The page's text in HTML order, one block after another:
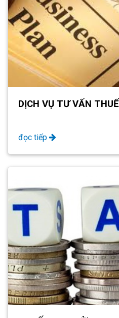
DỊCH VỤ TƯ VẤN THUẾ
đọc tiếp